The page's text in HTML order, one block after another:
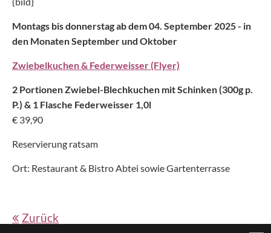
Montags bis donnerstag ab dem 04. September 2025 - in
den Monaten September und Oktober
Zwiebelkuchen & Federweisser (Flyer)
2 Portionen Zwiebel-Blechkuchen mit Schinken (300g p.
P.) & 1 Flasche Federweisser 1,0l
€ 39,90
Reservierung ratsam
Ort: Restaurant & Bistro Abtei sowie Gartenterrasse
Zurück